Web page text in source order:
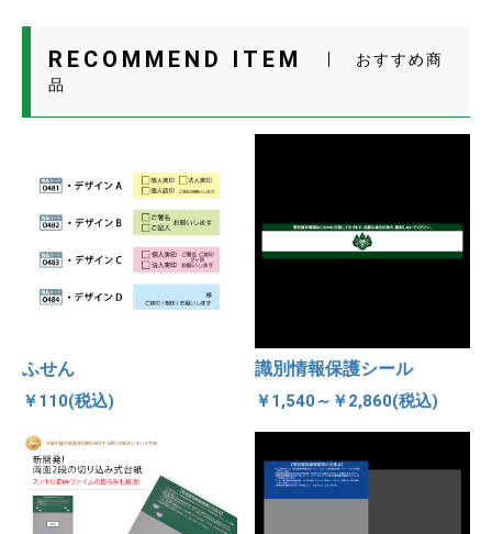
RECOMMEND ITEM
おすすめ商
品
ふせん
￥110(税込)
識別情報保護シール
￥1,540～￥2,860(税込)